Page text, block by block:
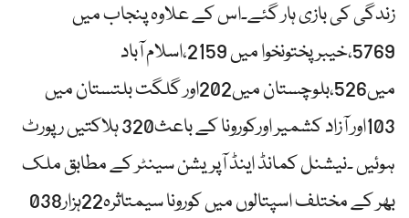
زندگی کی بازی ہار گئے۔اس کے علاوہ پنجاب میں
5769،خیبرپختونخوا میں 2159،اسلام آباد
میں526،بلوچستان میں202اور گلگت بلتستان میں
103اور آزاد کشمیر اورکورونا کے باعث320 ہلاکتیں رپورٹ
ہوئیں ۔نیشنل کمانڈ اینڈ آپریشن سینٹر کے مطابق ملک
بھر کے مختلف اسپتالوں میں کورونا سیمتاثرہ22ہزار038